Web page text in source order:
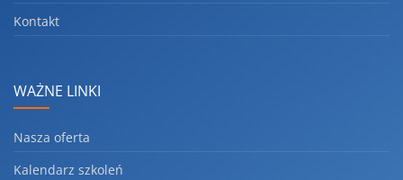
Kontakt
WAŻNE LINKI
Nasza oferta
Kalendarz szkoleń